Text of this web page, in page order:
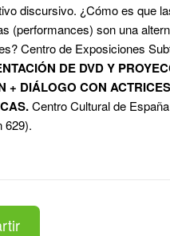
discursivo. ¿Cómo es que
(performances) son una
Centro de Exposiciones
DE DVD Y
+ DIÁLOGO CON
Centro Cultural de
629).